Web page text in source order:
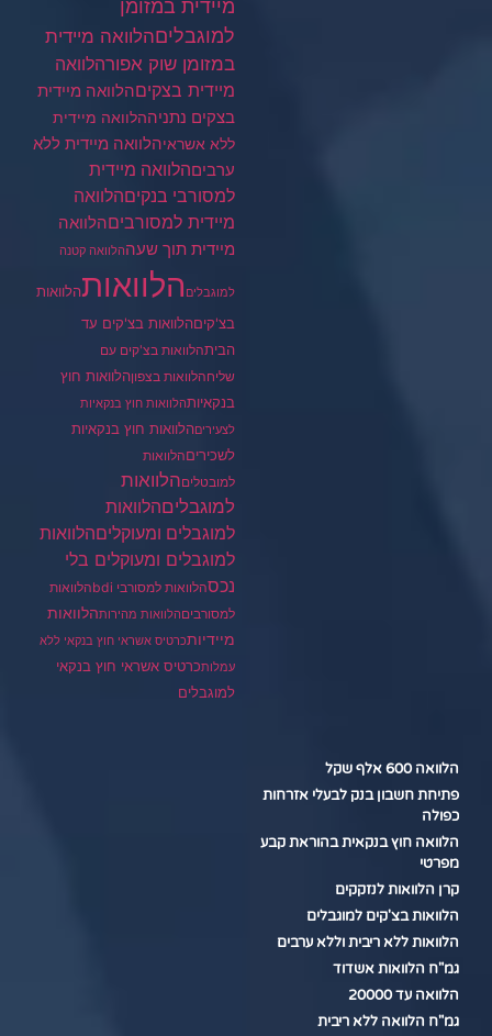
מיידית במזומן
למוגבליםהלוואה מיידית
במזומן שוק אפורהלוואה
מיידית בצקיםהלוואה מיידית
בצקים נתניההלוואה מיידית
ללא אשראיהלוואה מיידית ללא
ערביםהלוואה מיידית
למסורבי בנקיםהלוואה
מיידית למסורביםהלוואה
מיידית תוך שעההלוואה קטנה
למוגבלים הלוואותהלוואות
בצ'קיםהלוואות בצ'קים עד
הביתהלוואות בצ'קים עם
שליחהלוואות בצפוןהלוואות חוץ
בנקאיותהלוואות חוץ בנקאיות
לצעיריםהלוואות חוץ בנקאיות
לשכיריםהלוואות
למובטליםהלוואות
למוגבליםהלוואות
למוגבלים ומעוקליםהלוואות
למוגבלים ומעוקלים בלי
נכסהלוואות למסורבי bdi
הלוואות
למסורביםהלוואות מהירותהלוואות
מיידיותכרטיס אשראי חוץ בנקאי ללא
עמלותכרטיס אשראי חוץ בנקאי
למוגבלים
הלוואה 600 אלף שקל
פתיחת חשבון בנק לבעלי אזרחות
כפולה
הלוואה חוץ בנקאית בהוראת קבע
מפרטי
קרן הלוואות לנזקקים
הלוואות בצ'קים למוגבלים
הלוואות ללא ריבית וללא ערבים
גמ"ח הלוואות אשדוד
הלוואה עד 20000
גמ"ח הלוואה ללא ריבית